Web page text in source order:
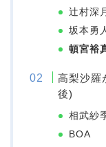
辻村深月
坂本勇
頓宮裕
高梨沙羅
後)
相武紗
BOA